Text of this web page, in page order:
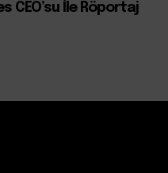
CEO’su İle Röportaj